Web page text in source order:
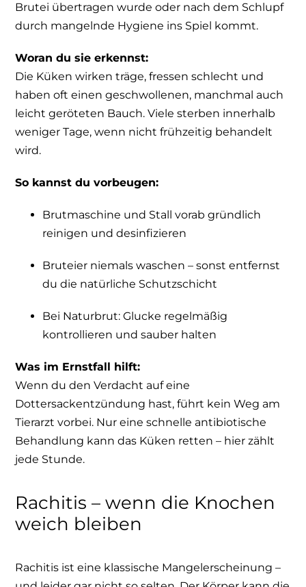
Brutei übertragen wurde oder nach dem Schlupf
durch mangelnde Hygiene ins Spiel kommt.
Woran du sie erkennst:
Die Küken wirken träge, fressen schlecht und
haben oft einen geschwollenen, manchmal auch
leicht geröteten Bauch. Viele sterben innerhalb
weniger Tage, wenn nicht frühzeitig behandelt
wird.
So kannst du vorbeugen:
Brutmaschine und Stall vorab gründlich
reinigen und desinfizieren
Bruteier niemals waschen – sonst entfernst
du die natürliche Schutzschicht
Bei Naturbrut: Glucke regelmäßig
kontrollieren und sauber halten
Was im Ernstfall hilft:
Wenn du den Verdacht auf eine
Dottersackentzündung hast, führt kein Weg am
Tierarzt vorbei. Nur eine schnelle antibiotische
Behandlung kann das Küken retten – hier zählt
jede Stunde.
Rachitis – wenn die Knochen
weich bleiben
Rachitis ist eine klassische Mangelerscheinung –